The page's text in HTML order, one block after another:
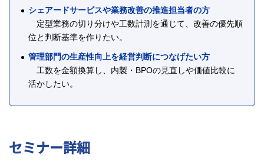
シェアードサービスや業務改善の推進担当者の方
定型業務の切り分けや工数計測を通じて、改善の優先順
位と判断基準を作りたい。
管理部門の生産性向上を経営判断につなげたい方
工数を金額換算し、内製・BPOの見直しや価値比較に
活かしたい。
セミナー詳細